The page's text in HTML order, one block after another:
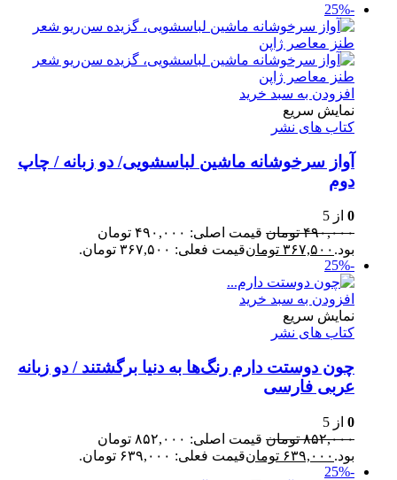
-25%
افزودن به سبد خرید
نمایش سریع
کتاب های نشر
آواز سرخوشانه ماشین لباسشویی/ دو زبانه / چاپ
دوم
0 از 5
۴۹۰,۰۰۰ تومان
قیمت اصلی: ۴۹۰,۰۰۰ تومان
بود. ۳۶۷,۵۰۰ تومانقیمت فعلی: ۳۶۷,۵۰۰ تومان.
-25%
افزودن به سبد خرید
نمایش سریع
کتاب های نشر
چون دوستت دارم رنگ‌ها به دنیا برگشتند / دو زبانه
عربی فارسی
0 از 5
۸۵۲,۰۰۰ تومان
قیمت اصلی: ۸۵۲,۰۰۰ تومان
بود. ۶۳۹,۰۰۰ تومانقیمت فعلی: ۶۳۹,۰۰۰ تومان.
-25%